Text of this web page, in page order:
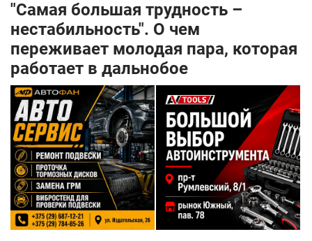
"Самая большая трудность –
нестабильность". О чем
переживает молодая пара, которая
работает в дальнобое